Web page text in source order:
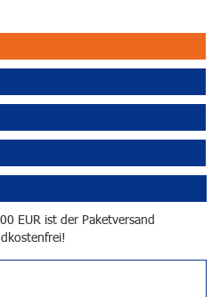
EUR ist der Paketversand